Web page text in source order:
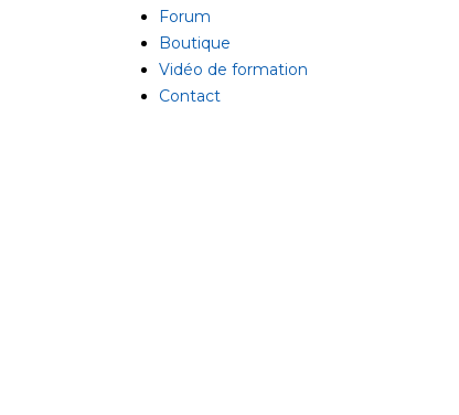
Forum
Boutique
Vidéo de formation
Contact